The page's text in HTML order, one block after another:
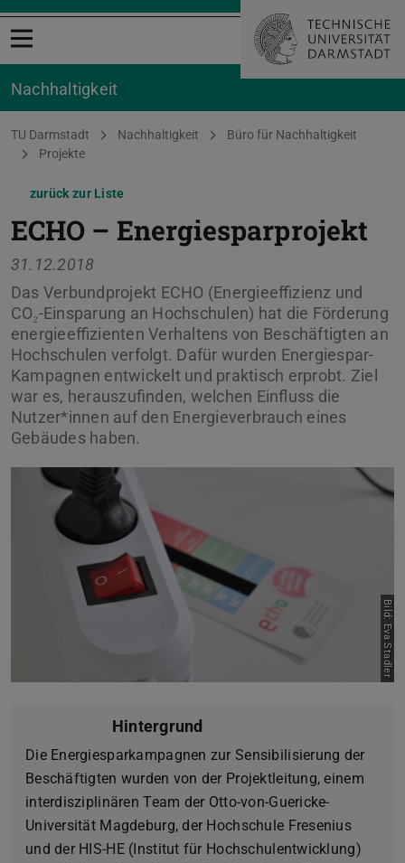
Menü öffnen
Nachhaltigkeit
Sie befinden sich hier:
TU Darmstadt Nachhaltigkeit
Büro für Nachhaltigkeit
Projekte
zurück zur Liste
ECHO – ­Energiesparprojekt
31.12.2018
Das Verbundprojekt ECHO (Energieeffizienz und
CO₂-Einsparung an Hochschulen) hat die Förderung
energieeffizienten Verhaltens von Beschäftigten an
Hochschulen verfolgt. Dafür wurden Energiespar-
Kampagnen entwickelt und praktisch erprobt. Ziel
war es, herauszufinden, welchen Einfluss die
Nutzer*innen auf den Energieverbrauch eines
Gebäudes haben.
Bild: Eva Stadler
Hintergrund
Die Energiesparkampagnen zur Sensibilisierung der
Beschäftigten wurden von der Projektleitung, einem
interdisziplinären Team der Otto-von-Guericke-
Universität Magdeburg, der Hochschule Fresenius
und der HIS-HE (Institut für Hochschulentwicklung)